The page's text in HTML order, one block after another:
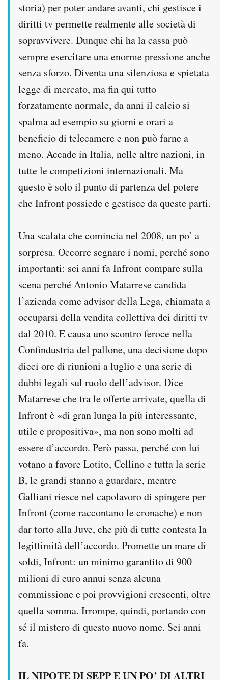
storia) per poter andare avanti, chi gestisce i
diritti tv permette realmente alle società di
sopravvivere. Dunque chi ha la cassa può
sempre esercitare una enorme pressione anche
senza sforzo. Diventa una silenziosa e spietata
legge di mercato, ma fin qui tutto
forzatamente normale, da anni il calcio si
spalma ad esempio su giorni e orari a
beneficio di telecamere e non può farne a
meno. Accade in Italia, nelle altre nazioni, in
tutte le competizioni internazionali. Ma
questo è solo il punto di partenza del potere
che Infront possiede e gestisce da queste parti.
Una scalata che comincia nel 2008, un po’ a
sorpresa. Occorre segnare i nomi, perché sono
importanti: sei anni fa Infront compare sulla
scena perché Antonio Matarrese candida
l’azienda come advisor della Lega, chiamata a
occuparsi della vendita collettiva dei diritti tv
dal 2010. E causa uno scontro feroce nella
Confindustria del pallone, una decisione dopo
dieci ore di riunioni a luglio e una serie di
dubbi legali sul ruolo dell’advisor. Dice
Matarrese che tra le offerte arrivate, quella di
Infront è «di gran lunga la più interessante,
utile e propositiva», ma non sono molti ad
essere d’accordo. Però passa, perché con lui
votano a favore Lotito, Cellino e tutta la serie
B, le grandi stanno a guardare, mentre
Galliani riesce nel capolavoro di spingere per
Infront (come raccontano le cronache) e non
dar torto alla Juve, che più di tutte contesta la
legittimità dell’accordo. Promette un mare di
soldi, Infront: un minimo garantito di 900
milioni di euro annui senza alcuna
commissione e poi provvigioni crescenti, oltre
quella somma. Irrompe, quindi, portando con
sé il mistero di questo nuovo nome. Sei anni
fa.
IL NIPOTE DI SEPP E UN PO’ DI ALTRI